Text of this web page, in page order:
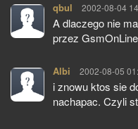
qbul pisze:
2002-08-04
A dlaczego nie
przez
Albi pisze:
2002-08-05
i znowu ktos sie
nachapac. Czyli